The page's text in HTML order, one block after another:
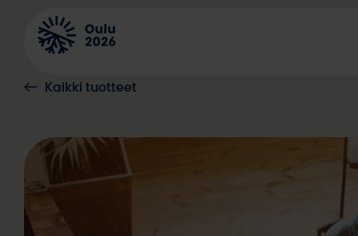
sisältöön
Kaikki tuotteet